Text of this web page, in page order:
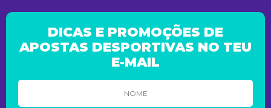
DICAS E PROMOÇÕES DE
APOSTAS DESPORTIVAS NO TEU
E-MAIL